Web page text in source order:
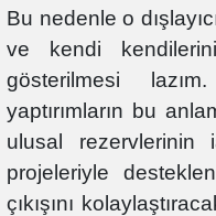
Bu nedenle o
ve kendi
gösterilmesi
yaptırımların bu
ulusal rezervlerinin
projeleriyle
çıkışını